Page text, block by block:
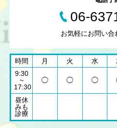
06-
お気軽にお問い合
時間 月 火 水
9:30
~
17:30
◯ ◯ ◯
昼休
みも
診療